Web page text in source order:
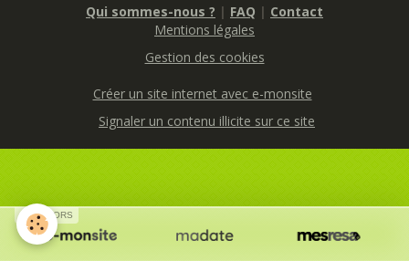
Qui sommes-nous ? | FAQ | Contact
Mentions légales
Gestion des cookies
Créer un site internet avec e-monsite
Signaler un contenu illicite sur ce site
SPONSORS